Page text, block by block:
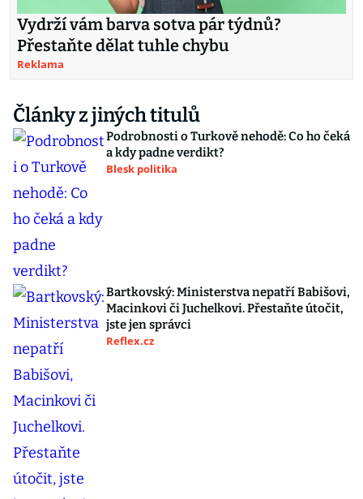
Vydrží vám barva sotva pár týdnů?
Přestaňte dělat tuhle chybu
Reklama
Články z jiných titulů
Podrobnosti o Turkově nehodě: Co ho čeká
a kdy padne verdikt?
Blesk politika
Bartkovský: Ministerstva nepatří Babišovi,
Macinkovi či Juchelkovi. Přestaňte útočit,
jste jen správci
Reflex.cz